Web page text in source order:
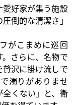
好家が集う施設
倒的な清潔さ」
がこまめに巡回
さらに、名物で
沢に掛け流しで
濁りがありませ
くない」と、衛